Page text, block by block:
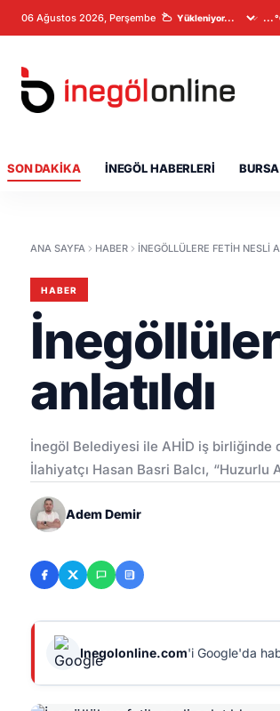
06 Ağustos 2026, Perşembe
SON DAKIKA İNEGÖL HABERLERI
ANA SAYFA HABER İNEGÖLLÜLERE FETIH NESLI
HABER
anlatıldı
İnegöl Belediyesi ile AHİD iş birliğinde
İlahiyatçı Hasan Basri Balcı,
Adem Demir
Inegolonline.com'i Google'da